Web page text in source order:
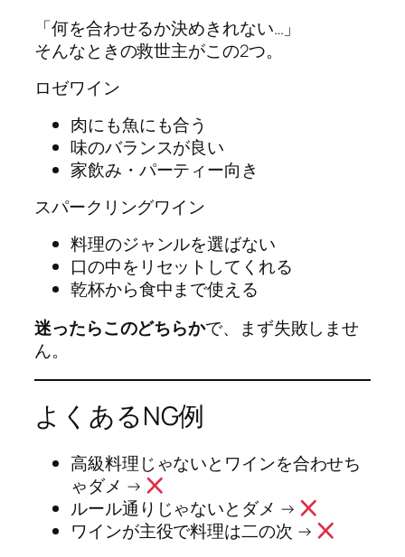
「何を合わせるか決めきれない…」
そんなときの救世主がこの2つ。
ロゼワイン
肉にも魚にも合う
味のバランスが良い
家飲み・パーティー向き
スパークリングワイン
料理のジャンルを選ばない
口の中をリセットしてくれる
乾杯から食中まで使える
迷ったらこのどちらかで、まず失敗しませ
ん。
よくあるNG例
高級料理じゃないとワインを合わせち
ゃダメ →
ルール通りじゃないとダメ →
ワインが主役で料理は二の次 →